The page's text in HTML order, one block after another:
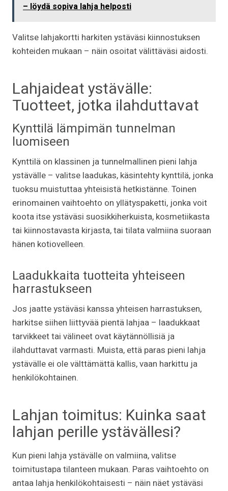
– löydä sopiva lahja helposti
Valitse lahjakortti harkiten ystäväsi kiinnostuksen
kohteiden mukaan – näin osoitat välittäväsi aidosti.
Lahjaideat ystävälle:
Tuotteet, jotka ilahduttavat
Kynttilä lämpimän tunnelman
luomiseen
Kynttilä on klassinen ja tunnelmallinen pieni lahja
ystävälle – valitse laadukas, käsintehty kynttilä, jonka
tuoksu muistuttaa yhteisistä hetkistänne. Toinen
erinomainen vaihtoehto on yllätyspaketti, jonka voit
koota itse ystäväsi suosikkiherkuista, kosmetiikasta
tai kiinnostavasta kirjasta, tai tilata valmiina suoraan
hänen kotiovelleen.
Laadukkaita tuotteita yhteiseen
harrastukseen
Jos jaatte ystäväsi kanssa yhteisen harrastuksen,
harkitse siihen liittyvää pientä lahjaa – laadukkaat
tarvikkeet tai välineet ovat käytännöllisiä ja
ilahduttavat varmasti. Muista, että paras pieni lahja
ystävälle ei ole välttämättä kallis, vaan harkittu ja
henkilökohtainen.
Lahjan toimitus: Kuinka saat
lahjan perille ystävällesi?
Kun pieni lahja ystävälle on valmiina, valitse
toimitustapa tilanteen mukaan. Paras vaihtoehto on
antaa lahja henkilökohtaisesti – näin näet ystäväsi